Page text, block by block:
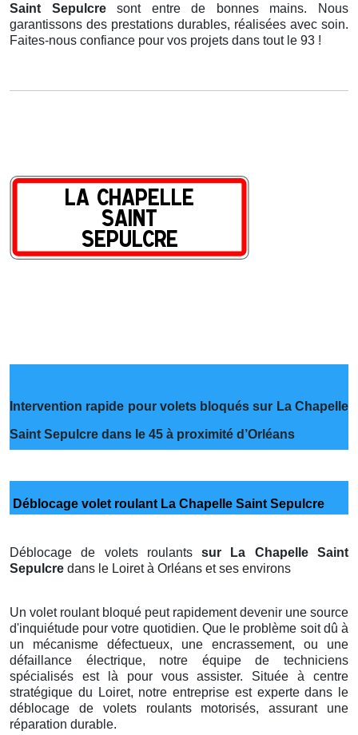
Saint Sepulcresont entre de bonnes mains. Nous
garantissons des prestations durables, réalisées avec soin.
Faites-nous confiance pour vos projets dans tout le 93 !
Intervention rapide pour volets bloqués sur La Chapelle
Saint Sepulcre dans le 45 à proximité d’Orléans
Déblocage volet roulant La Chapelle Saint Sepulcre
Déblocage de volets roulantssur La Chapelle Saint
Sepulcre dans le Loiret à Orléans et ses environs
Un volet roulant bloqué peut rapidement devenir une source
d'inquiétude pour votre quotidien. Que le problème soit dû à
un mécanisme défectueux, une encrassement, ou une
défaillance électrique, notre équipe de techniciens
spécialisés est là pour vous assister. Située à centre
stratégique du Loiret, notre entreprise est experte dans le
déblocage de volets roulants motorisés, assurant une
réparation durable.